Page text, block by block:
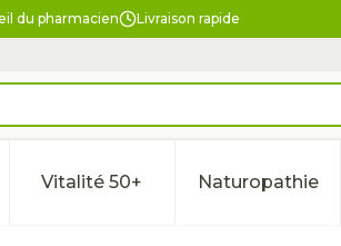
du pharmacien Livraison rapide
soins et hygiène
catégorie Régime, alimentation &
sous-menu pour la catégorie
Vitalité 50+Afficher le sous-menu pour
Naturopathie
Afficher